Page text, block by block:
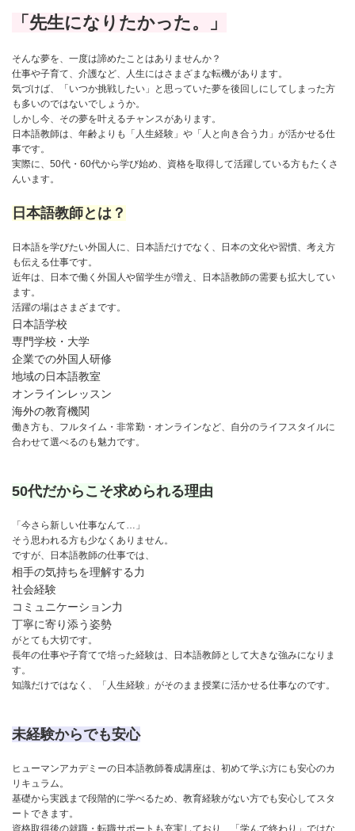
「先生になりたかった。」
そんな夢を、一度は諦めたことはありませんか？
仕事や子育て、介護など、人生にはさまざまな転機があります。
気づけば、「いつか挑戦したい」と思っていた夢を後回しにしてしまった方
も多いのではないでしょうか。
しかし今、その夢を叶えるチャンスがあります。
日本語教師は、年齢よりも「人生経験」や「人と向き合う力」が活かせる仕
事です。
実際に、50代・60代から学び始め、資格を取得して活躍している方もたくさ
んいます。
日本語教師とは？
日本語を学びたい外国人に、日本語だけでなく、日本の文化や習慣、考え方
も伝える仕事です。
近年は、日本で働く外国人や留学生が増え、日本語教師の需要も拡大してい
ます。
活躍の場はさまざまです。
日本語学校
専門学校・大学
企業での外国人研修
地域の日本語教室
オンラインレッスン
海外の教育機関
働き方も、フルタイム・非常勤・オンラインなど、自分のライフスタイルに
合わせて選べるのも魅力です。
50代だからこそ求められる理由
「今さら新しい仕事なんて…」
そう思われる方も少なくありません。
ですが、日本語教師の仕事では、
相手の気持ちを理解する力
社会経験
コミュニケーション力
丁寧に寄り添う姿勢
がとても大切です。
長年の仕事や子育てで培った経験は、日本語教師として大きな強みになりま
す。
知識だけではなく、「人生経験」がそのまま授業に活かせる仕事なのです。
未経験からでも安心
ヒューマンアカデミーの日本語教師養成講座は、初めて学ぶ方にも安心のカ
リキュラム。
基礎から実践まで段階的に学べるため、教育経験がない方でも安心してスタ
ートできます。
資格取得後の就職・転職サポートも充実しており、「学んで終わり」ではな